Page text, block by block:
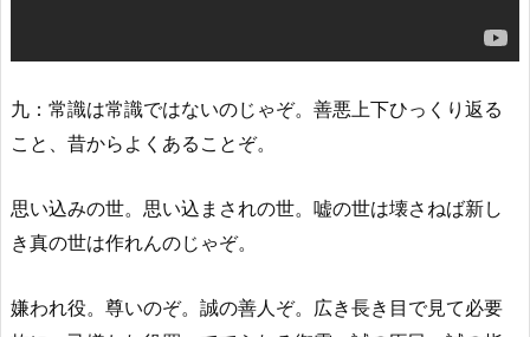
九：常識は常識ではないのじゃぞ。善悪上下ひっくり返る
こと、昔からよくあることぞ。
思い込みの世。思い込まされの世。嘘の世は壊さねば新し
き真の世は作れんのじゃぞ。
嫌われ役。尊いのぞ。誠の善人ぞ。広き長き目で見て必要